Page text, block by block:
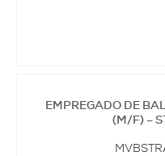
EMPREGADO DE
(M/F) –